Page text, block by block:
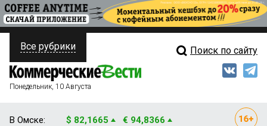
ПОЛИТИКА
ФИНАНСЫ
Свежий выпуск
Все рубрики Поиск по сайту
Понедельник, 10 Августа
В Омске: $ 82,1665 € 94,8366